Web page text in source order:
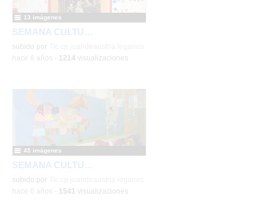
SEMANA CULTURAL RENACENTISTA
subido por
13 imágenes
hace 6 años - 1214 visualizaciones
SEMANA CULTURAL EDAD MEDIA
subido por
45 imágenes
hace 6 años - 1541 visualizaciones